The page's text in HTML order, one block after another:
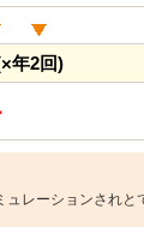
年2回)
レーションされと